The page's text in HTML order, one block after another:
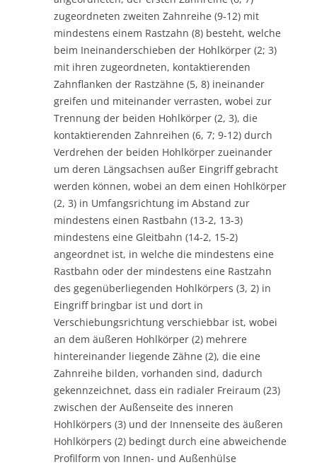
zugeordneten zweiten Zahnreihe (9-12) mit
mindestens einem Rastzahn (8) besteht, welche
beim Ineinanderschieben der Hohlkörper (2; 3)
mit ihren zugeordneten, kontaktierenden
Zahnflanken der Rastzähne (5, 8) ineinander
greifen und miteinander verrasten, wobei zur
Trennung der beiden Hohlkörper (2, 3), die
kontaktierenden Zahnreihen (6, 7; 9-12) durch
Verdrehen der beiden Hohlkörper zueinander
um deren Längsachsen außer Eingriff gebracht
werden können, wobei an dem einen Hohlkörper
(2, 3) in Umfangsrichtung im Abstand zur
mindestens einen Rastbahn (13-2, 13-3)
mindestens eine Gleitbahn (14-2, 15-2)
angeordnet ist, in welche die mindestens eine
Rastbahn oder der mindestens eine Rastzahn
des gegenüberliegenden Hohlkörpers (3, 2) in
Eingriff bringbar ist und dort in
Verschiebungsrichtung verschiebbar ist, wobei
an dem äußeren Hohlkörper (2) mehrere
hintereinander liegende Zähne (2), die eine
Zahnreihe bilden, vorhanden sind, dadurch
gekennzeichnet, dass ein radialer Freiraum (23)
zwischen der Außenseite des inneren
Hohlkörpers (3) und der Innenseite des äußeren
Hohlkörpers (2) bedingt durch eine abweichende
Profilform von Innen- und Außenhülse